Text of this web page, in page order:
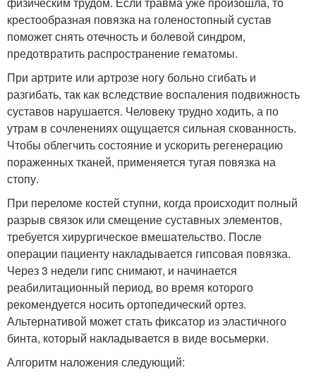
крестообразная повязка на голеностопный сустав
поможет снять отечность и болевой синдром,
предотвратить распространение гематомы.
При артрите или артрозе ногу больно сгибать и
разгибать, так как вследствие воспаления подвижность
суставов нарушается. Человеку трудно ходить, а по
утрам в сочленениях ощущается сильная скованность.
Чтобы облегчить состояние и ускорить регенерацию
пораженных тканей, применяется тугая повязка на
стопу.
При переломе костей ступни, когда происходит полный
разрыв связок или смещение суставных элементов,
требуется хирургическое вмешательство. После
операции пациенту накладывается гипсовая повязка.
Через 3 недели гипс снимают, и начинается
реабилитационный период, во время которого
рекомендуется носить ортопедический ортез.
Альтернативой может стать фиксатор из эластичного
бинта, который накладывается в виде восьмерки.
Алгоритм наложения следующий: